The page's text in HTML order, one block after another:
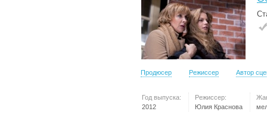
Продюсер Режиссер Автор
Год выпуска:
2012
Режиссер:
Юлия Краснова